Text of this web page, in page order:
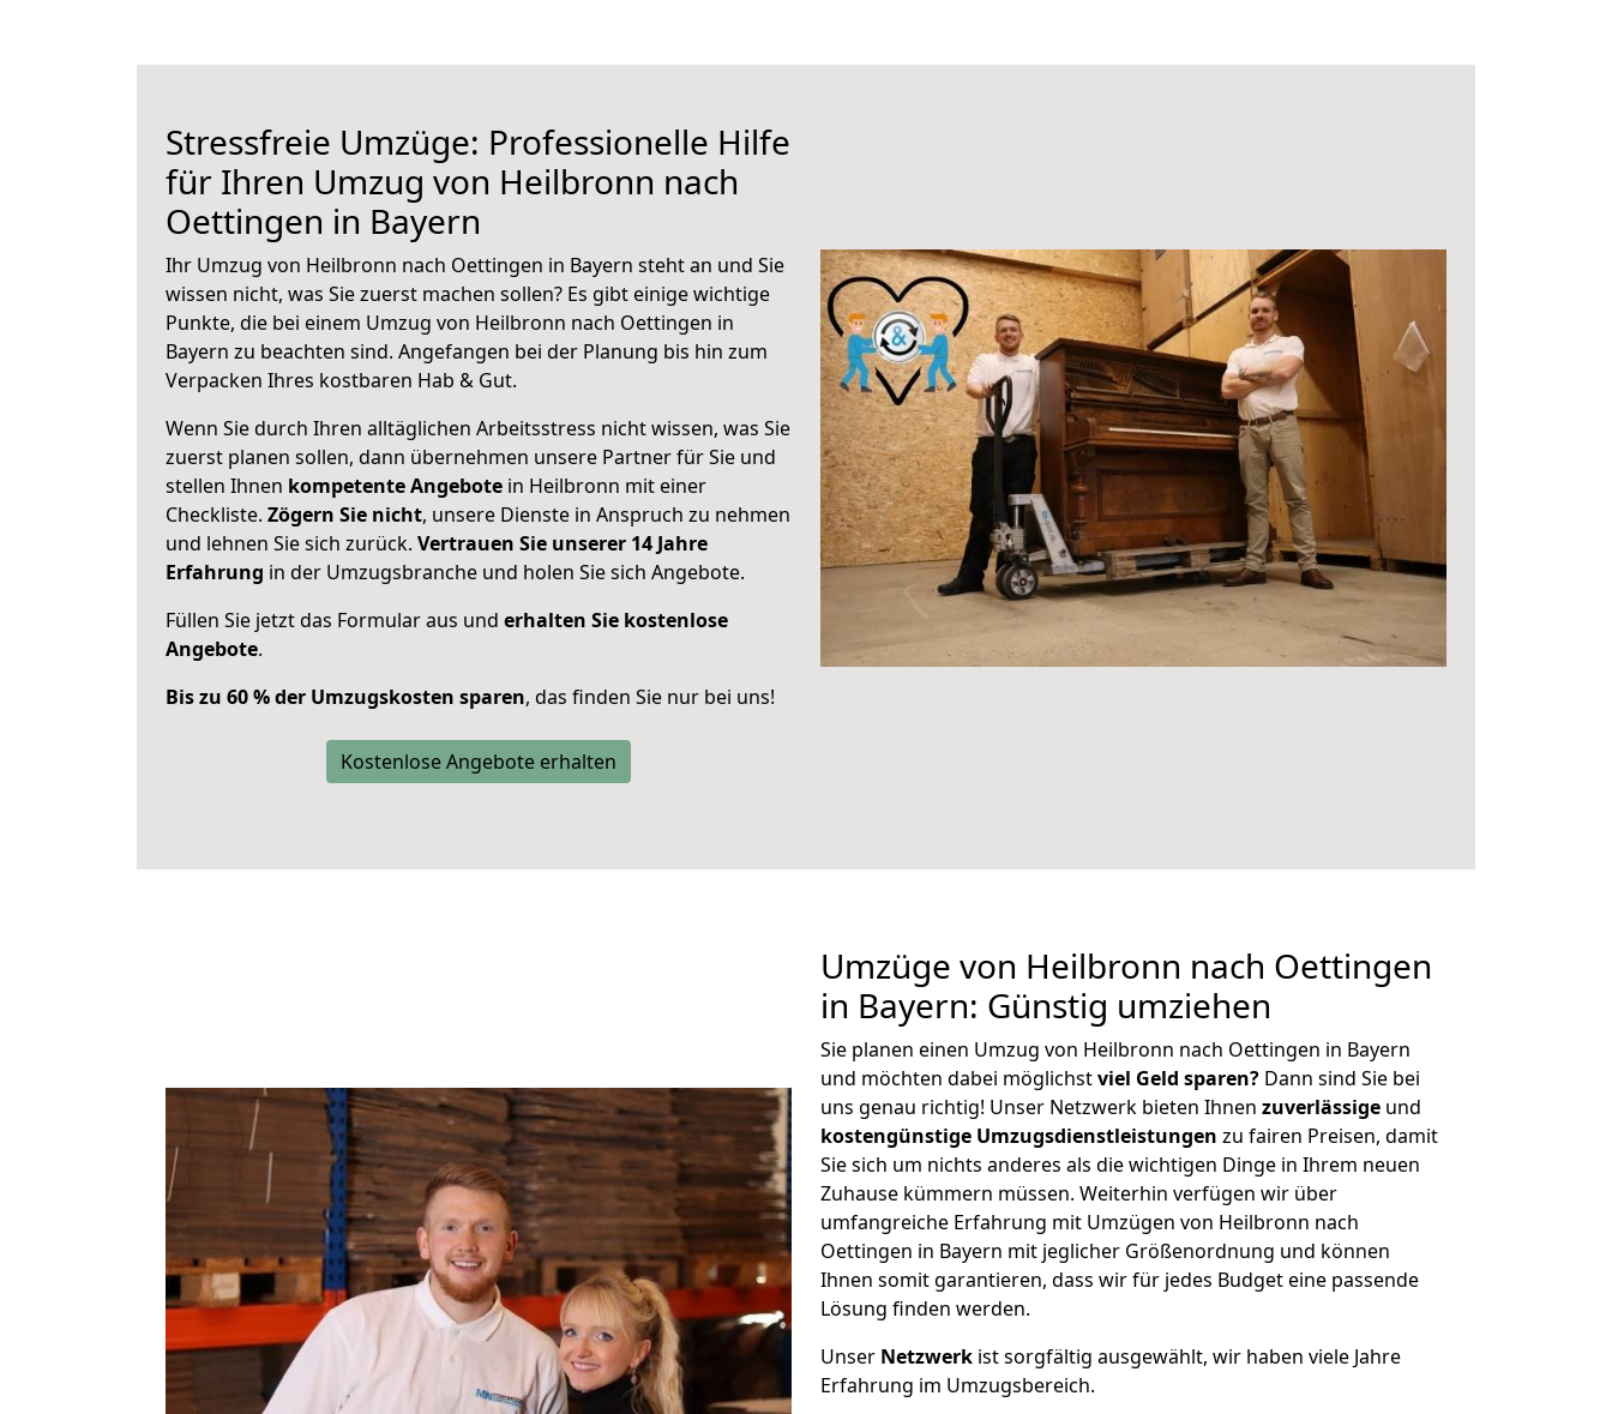
Stressfreie Umzüge: Professionelle Hilfe
für Ihren Umzug von Heilbronn nach
Oettingen in Bayern
Ihr Umzug von Heilbronn nach Oettingen in Bayern steht an und Sie
wissen nicht, was Sie zuerst machen sollen? Es gibt einige wichtige
Punkte, die bei einem Umzug von Heilbronn nach Oettingen in
Bayern zu beachten sind. Angefangen bei der Planung bis hin zum
Verpacken Ihres kostbaren Hab & Gut.
Wenn Sie durch Ihren alltäglichen Arbeitsstress nicht wissen, was Sie
zuerst planen sollen, dann übernehmen unsere Partner für Sie und
stellen Ihnen kompetente Angebote in Heilbronn mit einer
Checkliste. Zögern Sie nicht, unsere Dienste in Anspruch zu nehmen
und lehnen Sie sich zurück. Vertrauen Sie unserer 14 Jahre
Erfahrung in der Umzugsbranche und holen Sie sich Angebote.
Füllen Sie jetzt das Formular aus und erhalten Sie kostenlose
Angebote.
Bis zu 60 % der Umzugskosten sparen, das finden Sie nur bei uns!
Kostenlose Angebote erhalten
Umzüge von Heilbronn nach Oettingen
in Bayern: Günstig umziehen
Sie planen einen Umzug von Heilbronn nach Oettingen in Bayern
und möchten dabei möglichstviel Geld sparen? Dann sind Sie bei
uns genau richtig! Unser Netzwerk bieten Ihnen zuverlässige und
kostengünstige Umzugsdienstleistungen zu fairen Preisen, damit
Sie sich um nichts anderes als die wichtigen Dinge in Ihrem neuen
Zuhause kümmern müssen. Weiterhin verfügen wir über
umfangreiche Erfahrung mit Umzügen von Heilbronn nach
Oettingen in Bayern mit jeglicher Größenordnung und können
Ihnen somit garantieren, dass wir für jedes Budget eine passende
Lösung finden werden.
Unser Netzwerk ist sorgfältig ausgewählt, wir haben viele Jahre
Erfahrung im Umzugsbereich.